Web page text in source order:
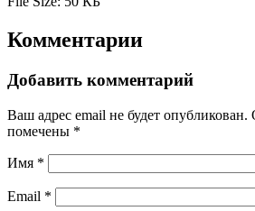
Комментарии
Добавить комментарий
Ваш адрес email не будет опубликован.
помечены *
Имя *
Email *